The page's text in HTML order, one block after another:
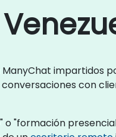
impartidos
con
"formación